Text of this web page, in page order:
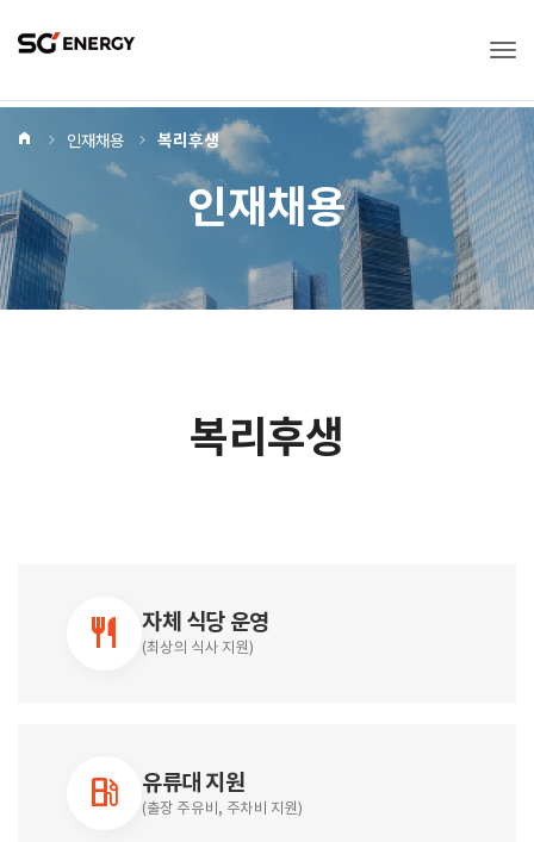
인재채용
Home 인재채용 복리후생
복리후생
restaurant 자체 식당 운영
(최상의 식사 지원)
local_gas_station 유류대 지원
(출장 주유비, 주차비 지원)